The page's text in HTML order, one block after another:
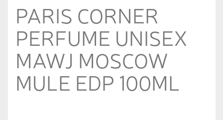
PARIS CORNER
PERFUME UNISEX
MAWJ MOSCOW
MULE EDP 100ML